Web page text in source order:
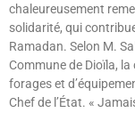
chaleureusement
solidarité, qui
Ramadan. Selon M.
Commune de Dioïla,
forages et
Chef de l’État. «